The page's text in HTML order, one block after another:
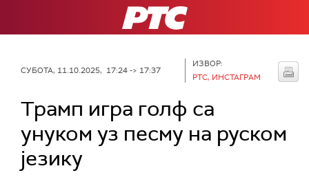
РТС
СУБОТА, 11.10.2025, 17:24 -> 17:37
ИЗВОР:
РТС, ИНСТАГРАМ
Трамп игра голф са
унуком уз песму на руском
језику